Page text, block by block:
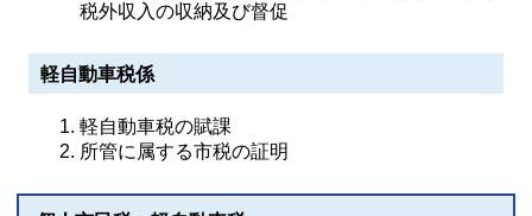
税外収入の収納及び督促
軽自動車税係
軽自動車税の賦課
所管に属する市税の証明